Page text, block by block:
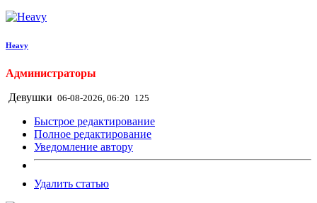
Heavy
Администраторы
Девушки 06-08-2026, 06:20 125
Быстрое редактирование
Полное редактирование
Уведомление автору
Удалить статью